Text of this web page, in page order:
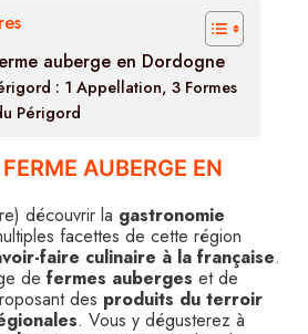
auberge en Dordogne
: 1 Appellation, 3 Formes
Périgord
AUBERGE EN
découvrir la gastronomie
facettes de cette région
faire culinaire à la française.
de fermes auberges et de
des produits du terroir
. Vous y dégusterez à